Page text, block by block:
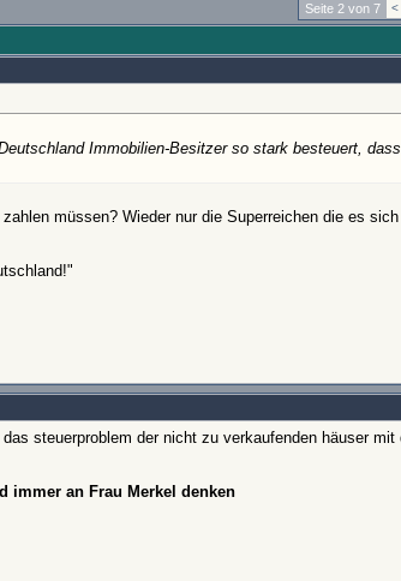
Seite 2 von 7 <
Immobilien-Besitzer so stark besteuert,
müssen? Wieder nur die Superreichen die es
steuerproblem der nicht zu verkaufenden häuser mit
immer an Frau Merkel denken